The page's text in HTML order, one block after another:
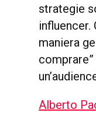
strategie
maniera
Alberto